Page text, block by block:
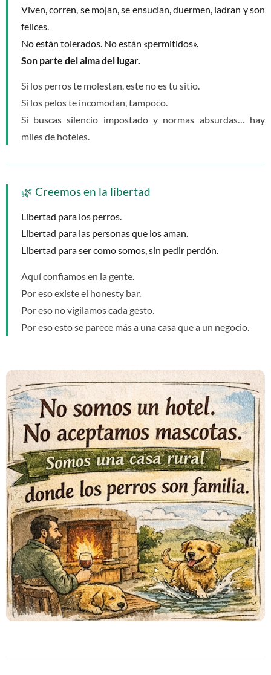
Viven, corren, se mojan, se ensucian, duermen, ladran y son
felices.
No están tolerados. No están «permitidos».
Son parte del alma del lugar.
Si los perros te molestan, este no es tu sitio.
Si los pelos te incomodan, tampoco.
Si buscas silencio impostado y normas absurdas… hay
miles de hoteles.
🌿 Creemos en la libertad
Libertad para los perros.
Libertad para las personas que los aman.
Libertad para ser como somos, sin pedir perdón.
Aquí confiamos en la gente.
Por eso existe el honesty bar.
Por eso no vigilamos cada gesto.
Por eso esto se parece más a una casa que a un negocio.